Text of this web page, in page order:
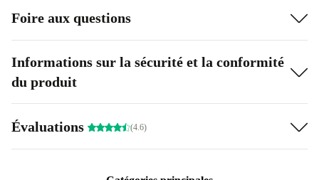
Foire aux questions
Informations sur la sécurité et la conformité
du produit
Évaluations (4.6)